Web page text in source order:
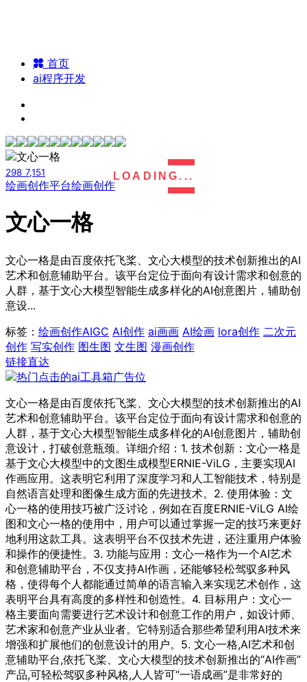
LOADING...
首页
ai程序开发
298 7,151
绘画创作平台绘画创作
文心一格
文心一格是由百度依托飞桨、文心大模型的技术创新推出的AI
艺术和创意辅助平台。该平台定位于面向有设计需求和创意的
人群，基于文心大模型智能生成多样化的AI创意图片，辅助创
意设...
标签： 绘画创作AIGC AI创作 ai画画 AI绘画 lora创作 二次元
创作 写实创作 图生图 文生图 漫画创作
链接直达
文心一格是由百度依托飞桨、文心大模型的技术创新推出的AI
艺术和创意辅助平台。该平台定位于面向有设计需求和创意的
人群，基于文心大模型智能生成多样化的AI创意图片，辅助创
意设计，打破创意瓶颈。详细介绍：1. 技术创新：文心一格是
基于文心大模型中的文图生成模型ERNIE-ViLG，主要实现AI
作画应用。这表明它利用了深度学习和人工智能技术，特别是
自然语言处理和图像生成方面的先进技术。2. 使用体验：文
心一格的使用技巧被广泛讨论，例如在百度ERNIE-ViLG AI绘
图和文心一格的使用中，用户可以通过掌握一定的技巧来更好
地利用这款工具。这表明平台不仅技术先进，还注重用户体验
和操作的便捷性。3. 功能与应用：文心一格作为一个AI艺术
和创意辅助平台，不仅支持AI作画，还能够轻松驾驭多种风
格，使得每个人都能通过简单的语言输入来实现艺术创作，这
表明平台具有高度的多样性和创造性。4. 目标用户：文心一
格主要面向需要进行艺术设计和创意工作的用户，如设计师、
艺术家和创意产业从业者。它特别适合那些希望利用AI技术来
增强和扩展他们的创意设计的用户。5. 文心一格,AI艺术和创
意辅助平台,依托飞桨、文心大模型的技术创新推出的“AI作画”
产品,可轻松驾驭多种风格,人人皆可“一语成画”是非常好的